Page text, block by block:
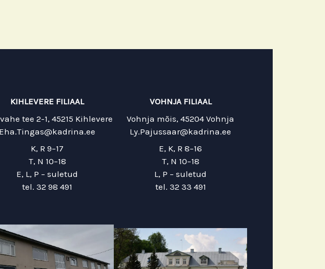
KIHLEVERE FILIAAL
tee 2-1, 45215 Kihlevere
Eha.Tingas@kadrina.ee
K, R 9–17
T, N 10–18
E, L, P – suletud
tel. 32 98 491
VOHNJA FILIAAL
Vohnja mõis, 45204 Vohnja
Ly.Pajussaar@kadrina.ee
E, K, R 8–16
T, N 10–18
L, P – suletud
tel. 32 33 491